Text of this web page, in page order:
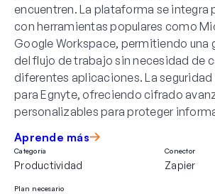
encuentren. La plataforma se
con herramientas populares como
Google Workspace, permitiendo una
del flujo de trabajo sin necesidad de
diferentes aplicaciones. La seguridad
para Egnyte, ofreciendo cifrado
personalizables para proteger
Aprende más
Categoría
Productividad
Conector
Zapier
Plan necesario